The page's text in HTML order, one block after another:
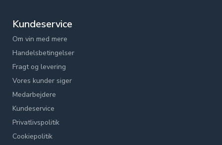
Kundeservice
Om vin med mere
Handelsbetingelser
Fragt og levering
Vores kunder siger
Medarbejdere
Kundeservice
Privatlivspolitik
Cookiepolitik